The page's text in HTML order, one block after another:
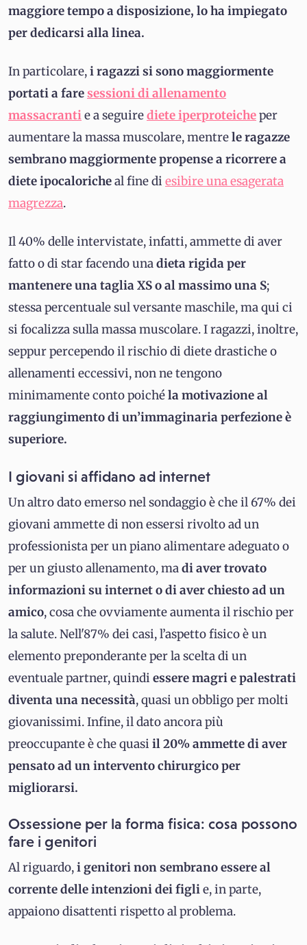
maggiore tempo a disposizione, lo ha impiegato
per dedicarsi alla linea.
In particolare,i ragazzi si sono maggiormente
portati a faresessioni di allenamento
massacrantie a seguirediete iperproteicheper
aumentare la massa muscolare, mentrele ragazze
sembrano maggiormente propense a ricorrere a
diete ipocaloricheal fine di esibire una esagerata
magrezza.
Il 40% delle intervistate, infatti, ammette di aver
fatto o di star facendo unadieta rigida per
mantenere una taglia XS o al massimo una S;
stessa percentuale sul versante maschile, ma qui ci
si focalizza sulla massa muscolare. I ragazzi, inoltre,
seppur percependo il rischio di diete drastiche o
allenamenti eccessivi, non ne tengono
minimamente conto poichéla motivazione al
raggiungimento di un’immaginaria perfezione è
superiore.
I giovani si affidano ad internet
Un altro dato emerso nel sondaggio è che il 67% dei
giovani ammette di non essersi rivolto ad un
professionista per un piano alimentare adeguato o
per un giusto allenamento, madi aver trovato
informazioni su internet o di aver chiesto ad un
amico, cosa che ovviamente aumenta il rischio per
la salute. Nell'87% dei casi, l’aspetto fisico è un
elemento preponderante per la scelta di un
eventuale partner, quindi essere magri e palestrati
diventa una necessità, quasi un obbligo per molti
giovanissimi. Infine, il dato ancora più
preoccupante è che quasi il 20% ammette di aver
pensato ad un intervento chirurgico per
migliorarsi.
Ossessione per la forma fisica: cosa possono
fare i genitori
Al riguardo,i genitori non sembrano essere al
corrente delle intenzioni dei figlie, in parte,
appaiono disattenti rispetto al problema.